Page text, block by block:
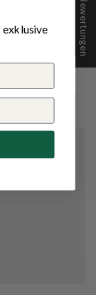
★ Bewertungen